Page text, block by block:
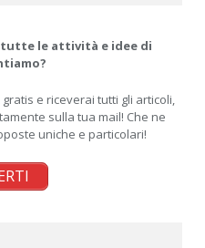
le attività e idee di
gratis e riceverai tutti gli articoli,
sulla tua mail! Che ne
uniche e particolari!